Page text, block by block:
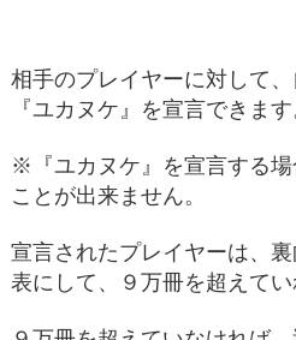
相手のプレイヤーに対して
『ユカヌケ』を宣言できます
※『ユカヌケ』を宣言する
ことが出来ません。
宣言されたプレイヤーは、
表にして、９万冊を超えてい